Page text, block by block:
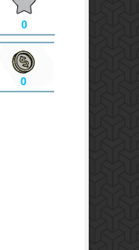
0
0